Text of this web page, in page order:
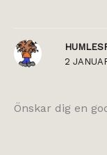
2
Önskar dig en